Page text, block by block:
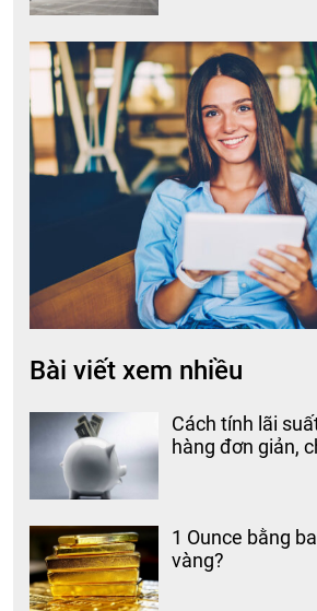
Bài viết xem nhiều
Cách tính lãi
hàng đơn giản,
1 Ounce bằng
vàng?